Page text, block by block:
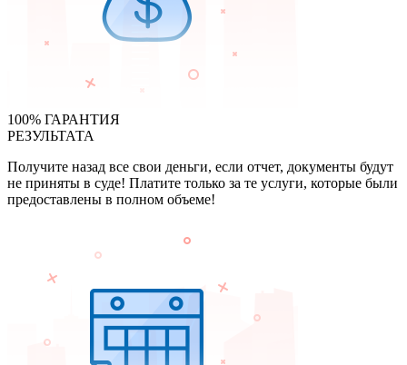
100% ГАРАНТИЯ
РЕЗУЛЬТАТА
Получите назад все свои деньги, если отчет, документы будут
не приняты в суде! Платите только за те услуги, которые были
предоставлены в полном объеме!